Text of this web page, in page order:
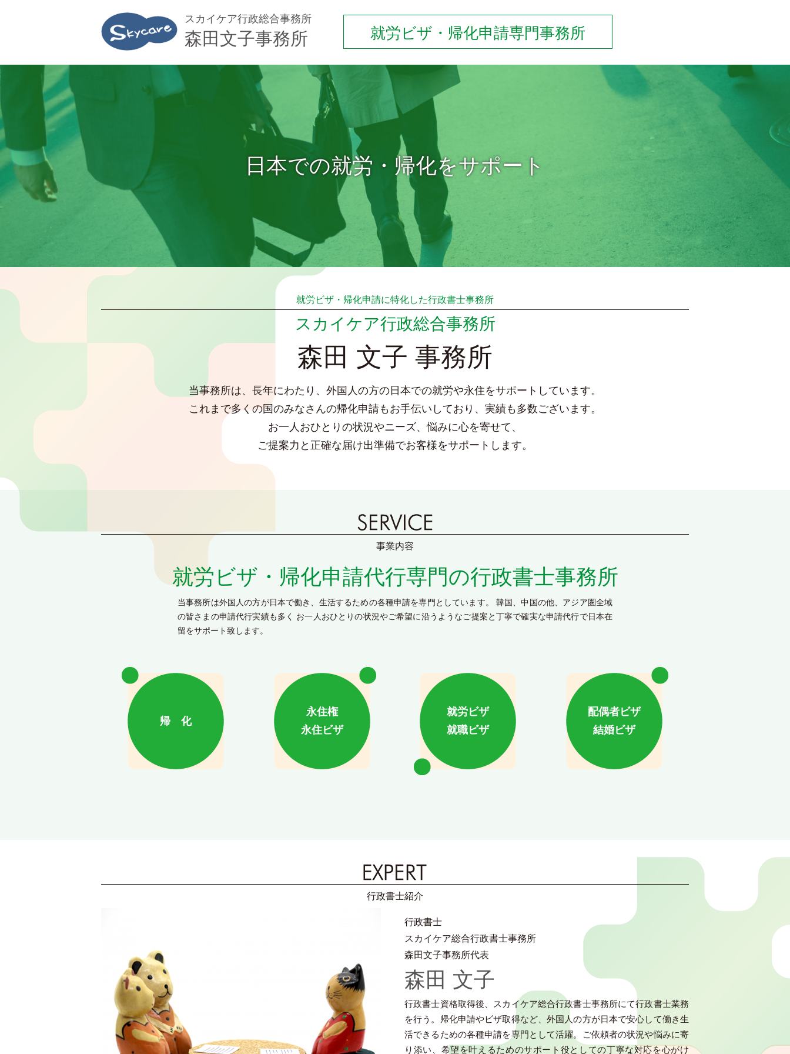
スカイケア行政総合事務所
森田文子事務所 就労ビザ・帰化申請専門事務所
日本での就労・帰化をサポート
就労ビザ・帰化申請に特化した行政書士事務所
スカイケア行政総合事務所
森田 文子 事務所
当事務所は、長年にわたり、外国人の方の日本での就労や永住をサポートしています。
これまで多くの国のみなさんの帰化申請もお手伝いしており、実績も多数ございます。
お一人おひとりの状況やニーズ、悩みに心を寄せて、
ご提案力と正確な届け出準備でお客様をサポートします。
事業内容
就労ビザ・帰化申請代行専門の行政書士事務所
当事務所は外国人の方が日本で働き、生活するための各種申請を専門としています。 韓国、中国の他、アジア圏全域
の皆さまの申請代行実績も多く お一人おひとりの状況やご希望に沿うようなご提案と丁寧で確実な申請代行で日本在
留をサポート致します。
帰 化
永住権
永住ビザ
就労ビザ
就職ビザ
配偶者ビザ
結婚ビザ
行政書士紹介
行政書士
スカイケア総合行政書士事務所
森田文子事務所代表
森田 文子
行政書士資格取得後、スカイケア総合行政書士事務所にて行政書士業務
を行う。帰化申請やビザ取得など、外国人の方が日本で安心して働き生
活できるための各種申請を専門として活躍。ご依頼者の状況や悩みに寄
り添い、希望を叶えるためのサポート役としての丁寧な対応を心がけ